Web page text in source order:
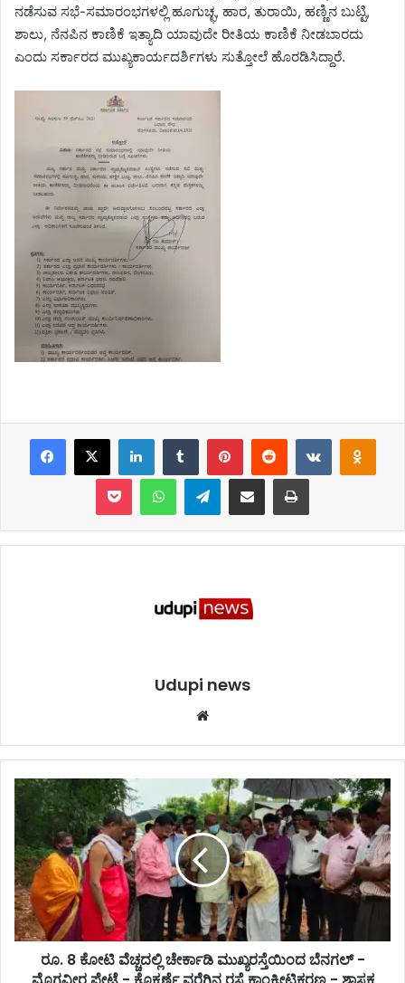
ನಡೆಸುವ ಸಭೆ-ಸಮಾರಂಭಗಳಲ್ಲಿ ಹೂಗುಚ್ಛ, ಹಾರ, ತುರಾಯಿ, ಹಣ್ಣಿನ ಬುಟ್ಟಿ,
ಶಾಲು, ನೆನಪಿನ ಕಾಣಿಕೆ ಇತ್ಯಾದಿ ಯಾವುದೇ ರೀತಿಯ ಕಾಣಿಕೆ ನೀಡಬಾರದು
ಎಂದು ಸರ್ಕಾರದ ಮುಖ್ಯಕಾರ್ಯದರ್ಶಿಗಳು ಸುತ್ತೋಲೆ ಹೊರಡಿಸಿದ್ದಾರೆ.
Facebook X LinkedIn Tumblr Pinterest Reddit VKontakte Odnoklassniki
Pocket WhatsApp Telegram Share via Email Print
Udupi news
te
ರೂ
.
8
ಕೋ
ಟಿ
ವೆ
ಚ್
ಚ
ದ
ರೂ. 8 ಕೋಟಿ ವೆಚ್ಚದಲ್ಲಿ ಚೇರ್ಕಾಡಿ ಮುಖ್ಯರಸ್ತೆಯಿಂದ ಬೆನಗಲ್ -